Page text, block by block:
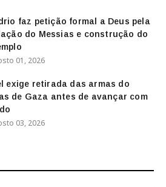
faz petição formal a Deus pela
do Messias e construção do
01, 2026
exige retirada das armas do
de Gaza antes de avançar com
03, 2026